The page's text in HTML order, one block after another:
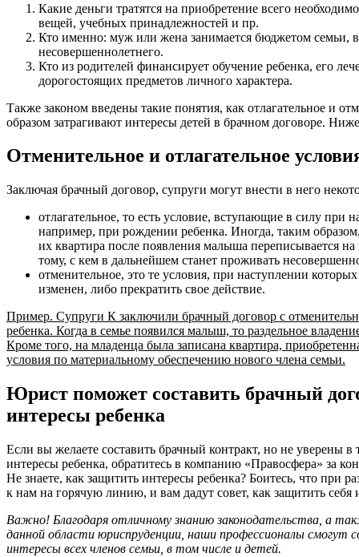
Какие деньги тратятся на приобретение всего
вещей, учебных принадлежностей и пр.
Кто именно: муж или жена занимается бюджетом семьи,
несовершеннолетнего.
Кто из родителей финансирует обучение ребенка, его
дорогостоящих предметов личного характера.
Также законом введены такие понятия, как отлагательное и
образом затрагивают интересы детей в брачном договоре.
Отменительное и отлагательное
Заключая брачный договор, супруги могут внести в него
отлагательное, то есть условие, вступающие в силу при
например, при рождении ребенка. Иногда, таким
их квартира после появления малыша переписывается на
тому, с кем в дальнейшем станет проживать
отменительное, это те условия, при наступлении
изменен, либо прекратить свое действие.
Пример. Супруги К заключили брачный договор с
ребенка. Когда в семье появился малыш, то раздельное
Кроме того, на младенца была записана квартира,
условия по материальному обеспечению нового члена семьи.
Юрист поможет составить брачный
интересы ребенка
Если вы желаете составить брачный контракт, но не уверены
интересы ребенка, обратитесь в компанию «Правосфера» за
Не знаете, как защитить интересы ребенка? Боитесь, что при
к нам на горячую линию, и вам дадут совет, как защитить себя
Важно! Благодаря отличному знанию законодательства, а
данной области юриспруденции, наши профессионалы
интересы всех членов семьи, в том числе и детей.